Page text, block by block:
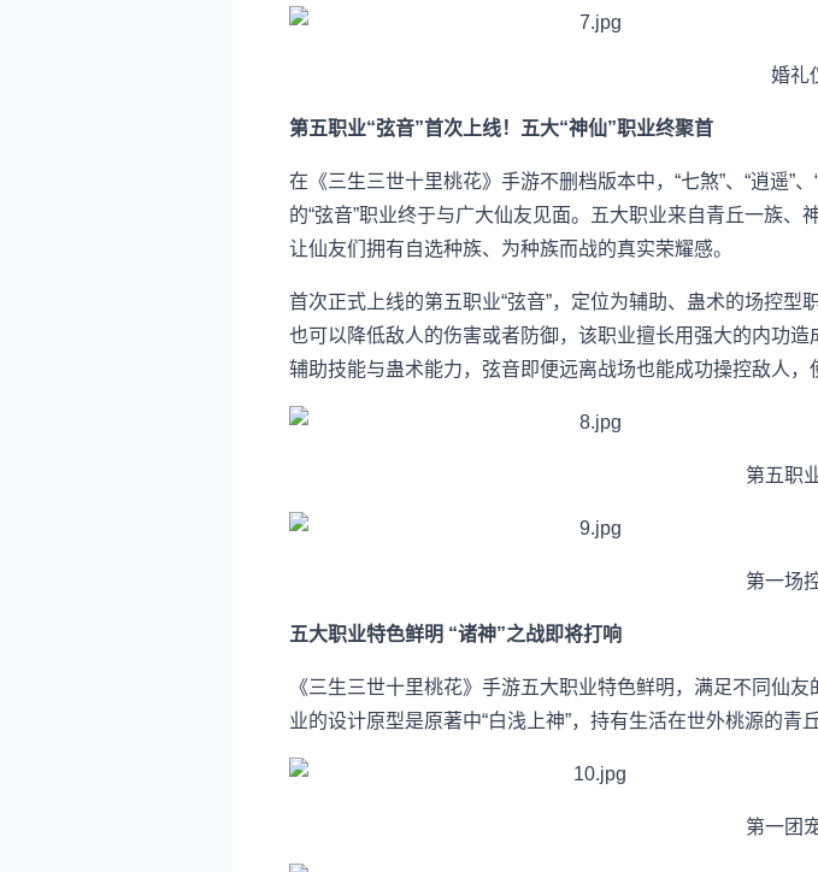
婚礼
第五职业“弦音”首次上线！五大“神仙”职业终聚首
在《三生三世十里桃花》手游不删档版本中，“七煞”、“逍遥”
的“弦音”职业终于与广大仙友见面。五大职业来自青丘一族
让仙友们拥有自选种族、为种族而战的真实荣耀感。
首次正式上线的第五职业“弦音”，定位为辅助、蛊术的场控型
也可以降低敌人的伤害或者防御，该职业擅长用强大的内功
辅助技能与蛊术能力，弦音即便远离战场也能成功操控敌人
第五职
第一场
五大职业特色鲜明 “诸神”之战即将打响
《三生三世十里桃花》手游五大职业特色鲜明，满足不同仙
业的设计原型是原著中“白浅上神”，持有生活在世外桃源的青
第一团